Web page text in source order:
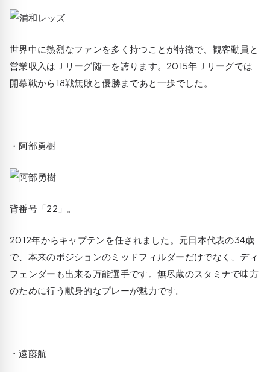
世界中に熱烈なファンを多く持つことが特徴で、観客動員と
営業収入はＪリーグ随一を誇ります。2015年Ｊリーグでは
開幕戦から18戦無敗と優勝まであと一歩でした。
・阿部勇樹
背番号「22」。
2012年からキャプテンを任されました。元日本代表の34歳
で、本来のポジションのミッドフィルダーだけでなく、ディ
フェンダーも出来る万能選手です。無尽蔵のスタミナで味方
のために行う献身的なプレーが魅力です。
・遠藤航